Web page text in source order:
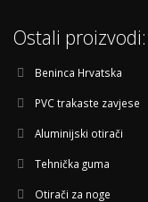
Ostali proizvodi:
Beninca Hrvatska
PVC trakaste zavjese
Aluminijski otirači
Tehnička guma
Otirači za noge